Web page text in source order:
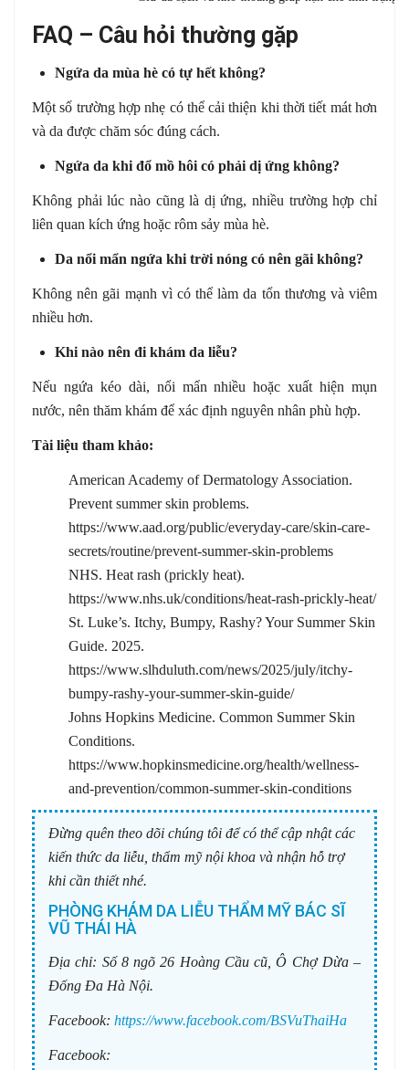
FAQ – Câu hỏi thường gặp
Ngứa da mùa hè có tự hết không?
Một số trường hợp nhẹ có thể cải thiện khi thời tiết mát hơn
và da được chăm sóc đúng cách.
Ngứa da khi đổ mồ hôi có phải dị ứng không?
Không phải lúc nào cũng là dị ứng, nhiều trường hợp chỉ
liên quan kích ứng hoặc rôm sảy mùa hè.
Da nổi mẩn ngứa khi trời nóng có nên gãi không?
Không nên gãi mạnh vì có thể làm da tổn thương và viêm
nhiều hơn.
Khi nào nên đi khám da liễu?
Nếu ngứa kéo dài, nổi mẩn nhiều hoặc xuất hiện mụn
nước, nên thăm khám để xác định nguyên nhân phù hợp.
Tài liệu tham khảo:
American Academy of Dermatology Association.
Prevent summer skin problems.
https://www.aad.org/public/everyday-care/skin-care-
secrets/routine/prevent-summer-skin-problems
NHS. Heat rash (prickly heat).
https://www.nhs.uk/conditions/heat-rash-prickly-heat/
St. Luke’s. Itchy, Bumpy, Rashy? Your Summer Skin
Guide. 2025.
https://www.slhduluth.com/news/2025/july/itchy-
bumpy-rashy-your-summer-skin-guide/
Johns Hopkins Medicine. Common Summer Skin
Conditions.
https://www.hopkinsmedicine.org/health/wellness-
and-prevention/common-summer-skin-conditions
Đừng quên theo dõi chúng tôi để có thể cập nhật các
kiến thức da liễu, thẩm mỹ nội khoa và nhận hỗ trợ
khi cần thiết nhé.
PHÒNG KHÁM DA LIỄU THẨM MỸ BÁC SĨ
VŨ THÁI HÀ
Địa chỉ: Số 8 ngõ 26 Hoàng Cầu cũ, Ô Chợ Dừa –
Đống Đa Hà Nội.
Facebook: https://www.facebook.com/BSVuThaiHa
Facebook: